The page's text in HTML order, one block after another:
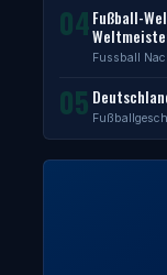
04 Fußball-
Fussball
05